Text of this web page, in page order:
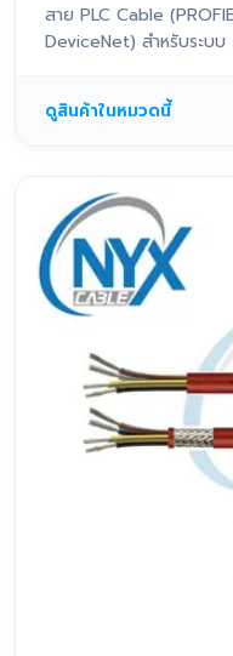
สาย PLC Cable
DeviceNet) สำหรับระบ
ดูสินค้าในหมวดนี้